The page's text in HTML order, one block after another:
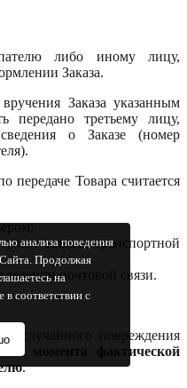
анализа поведения
Продолжая
на
в соответствии с
либо иному лицу,
Заказа.
Заказа указанным
передано третьему лицу,
о Заказе (номер
передаче Товара считается
выдачи транспортной
почтовой связи.
случайного повреждения
с момента фактической
.